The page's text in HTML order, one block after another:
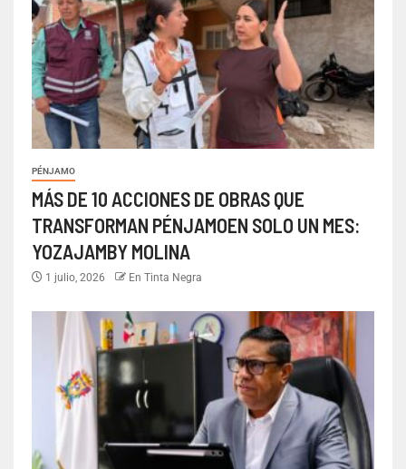
PÉNJAMO
MÁS DE 10 ACCIONES DE OBRAS QUE
TRANSFORMAN PÉNJAMOEN SOLO UN MES:
YOZAJAMBY MOLINA
1 julio, 2026 En Tinta Negra